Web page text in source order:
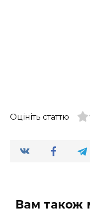
Оцініть статтю
Вам також